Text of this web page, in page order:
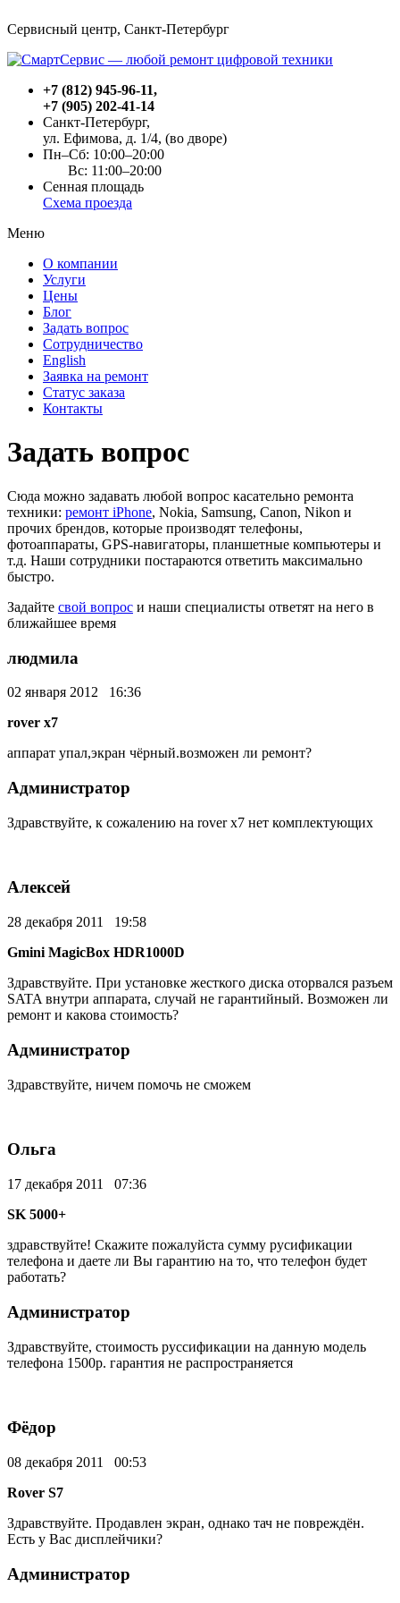
Сервисный центр, Cанкт-Петербург
+7 (812) 945-96-11,
+7 (905) 202-41-14
Санкт-Петербург,
ул. Ефимова, д. 1/4, (во дворе)
Пн–Сб: 10:00–20:00
Вс: 11:00–20:00
Сенная площадь
Схема проезда
Меню
О компании
Услуги
Цены
Блог
Задать вопрос
Сотрудничество
English
Заявка на ремонт
Статус заказа
Контакты
Задать вопрос
Сюда можно задавать любой вопрос касательно ремонта
техники: ремонт iPhone, Nokia, Samsung, Canon, Nikon и
прочих брендов, которые производят телефоны,
фотоаппараты, GPS-навигаторы, планшетные компьютеры и
т.д. Наши сотрудники постараются ответить максимально
быстро.
Задайте свой вопрос и наши специалисты ответят на него в
ближайшее время
людмила
02 января 2012 16:36
rover x7
аппарат упал,экран чёрный.возможен ли ремонт?
Администратор
Здравствуйте, к сожалению на rover x7 нет комплектующих
Алексей
28 декабря 2011 19:58
Gmini MagicBox HDR1000D
Здравствуйте. При установке жесткого диска оторвался разъем
SATA внутри аппарата, случай не гарантийный. Возможен ли
ремонт и какова стоимость?
Администратор
Здравствуйте, ничем помочь не сможем
Ольга
17 декабря 2011 07:36
SK 5000+
здравствуйте! Скажите пожалуйста сумму русификации
телефона и даете ли Вы гарантию на то, что телефон будет
работать?
Администратор
Здравствуйте, стоимость руссификации на данную модель
телефона 1500р. гарантия не распространяется
Фёдор
08 декабря 2011 00:53
Rover S7
Здравствуйте. Продавлен экран, однако тач не повреждён.
Есть у Вас дисплейчики?
Администратор